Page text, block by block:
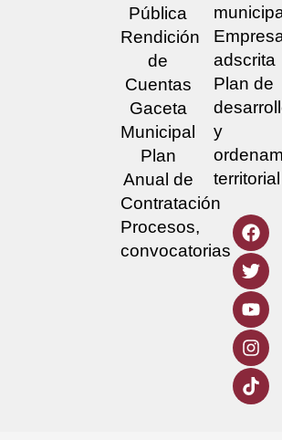
Pública
Rendición
de
Cuentas
Gaceta
Municipal
Plan
Anual de
Contratación
Procesos,
convocatorias
adscrita
Plan de
y
territorial